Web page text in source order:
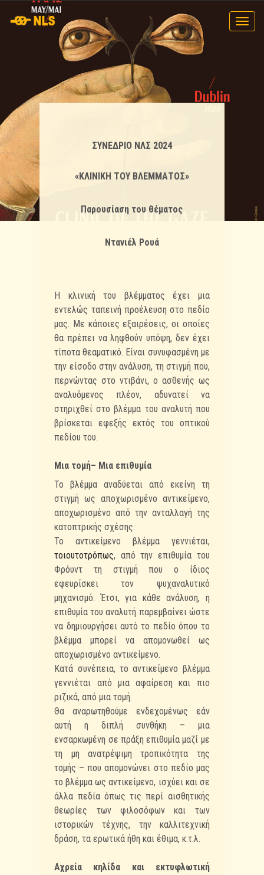
ΣΥΝΕΔΡΙΟ ΝΛΣ 2024
«ΚΛΙΝΙΚΗ ΤΟΥ ΒΛΕΜΜΑΤΟΣ»
Παρουσίαση του θέματος
Ντανιέλ Ρουά
Η κλινική του βλέμματος έχει μια
εντελώς ταπεινή προέλευση στο πεδίο
μας. Με κάποιες εξαιρέσεις, οι οποίες
θα πρέπει να ληφθούν υπόψη, δεν έχει
τίποτα θεαματικό. Είναι συνυφασμένη με
την είσοδο στην ανάλυση, τη στιγμή που,
περνώντας στο ντιβάνι, ο ασθενής ως
αναλυόμενος πλέον, αδυνατεί να
στηριχθεί στο βλέμμα του αναλυτή που
βρίσκεται εφεξής εκτός του οπτικού
πεδίου του.
Μια τομή– Μια επιθυμία
Το βλέμμα αναδύεται από εκείνη τη
στιγμή ως αποχωρισμένο αντικείμενο,
αποχωρισμένο από την ανταλλαγή της
κατοπτρικής σχέσης.
Το αντικείμενο βλέμμα γεννιέται,
τοιουτοτρόπως, από την επιθυμία του
Φρόυντ τη στιγμή που ο ίδιος
εφευρίσκει τον ψυχαναλυτικό
μηχανισμό. Έτσι, για κάθε ανάλυση, η
επιθυμία του αναλυτή παρεμβαίνει ώστε
να δημιουργήσει αυτό το πεδίο όπου το
βλέμμα μπορεί να απομονωθεί ως
αποχωρισμένο αντικείμενο.
Κατά συνέπεια, το αντικείμενο βλέμμα
γεννιέται από μια αφαίρεση και πιο
ριζικά, από μια τομή.
Θα αναρωτηθούμε ενδεχομένως εάν
αυτή η διπλή συνθήκη – μια
ενσαρκωμένη σε πράξη επιθυμία μαζί με
τη μη ανατρέψιμη τροπικότητα της
τομής – που απομονώνει στο πεδίο μας
το βλέμμα ως αντικείμενο, ισχύει και σε
άλλα πεδία όπως τις περί αισθητικής
θεωρίες των φιλοσόφων και των
ιστορικών τέχνης, την καλλιτεχνική
δράση, τα ερωτικά ήθη και έθιμα, κ.τ.λ.
Αχρεία κηλίδα και εκτυφλωτική